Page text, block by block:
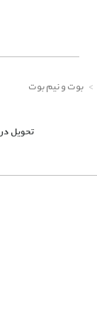
تحویل در
بوت و نیم بوت